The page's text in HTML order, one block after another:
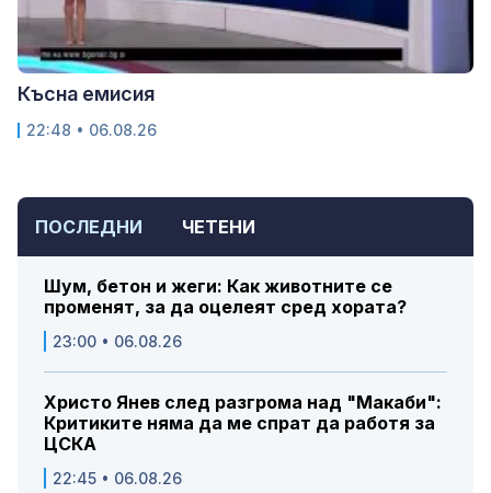
ПОСЛЕДНИ ЧЕТЕНИ
Шум, бетон и жеги: Как животните се
променят, за да оцелеят сред хората?
23:00 • 06.08.26
Христо Янев след разгрома над "Макаби":
Критиките няма да ме спрат да работя за
ЦСКА
22:45 • 06.08.26
Късна емисия
22:48 • 06.08.26